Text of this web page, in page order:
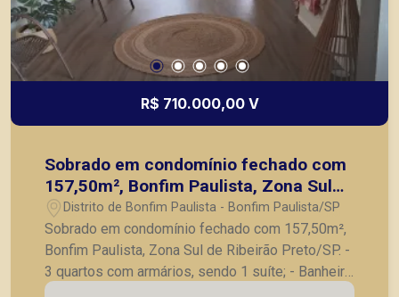
R$ 710.000,00 V
Sobrado em condomínio fechado com
157,50m², Bonfim Paulista, Zona Sul
de Ribeirão Preto/SP.
Distrito de Bonfim Paulista - Bonfim Paulista/SP
Sobrado em condomínio fechado com 157,50m²,
Bonfim Paulista, Zona Sul de Ribeirão Preto/SP. -
3 quartos com armários, sendo 1 suíte; - Banheiro
social; - Sala para 2 ambientes; - Lavabo; -